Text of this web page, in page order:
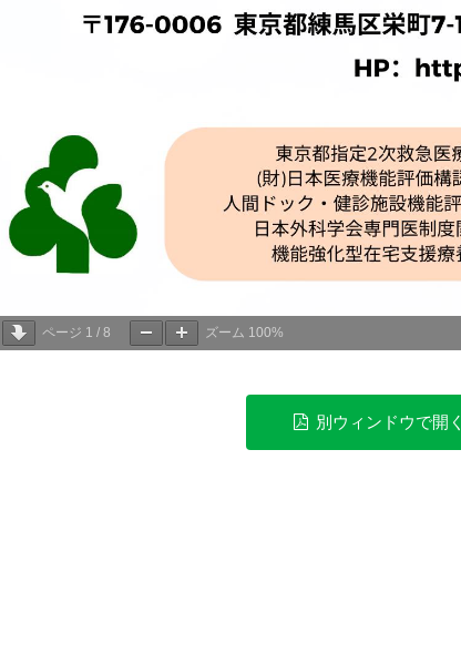
ページ 1 / 8 ズーム 100%
別ウィンドウで開く